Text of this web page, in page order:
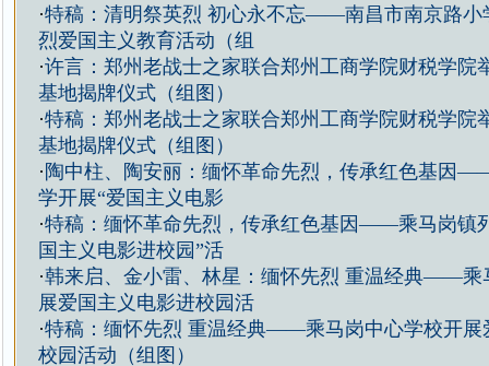
·特稿：清明祭英烈 初心永不忘——南昌市南京路小
烈爱国主义教育活动（组
·许言：郑州老战士之家联合郑州工商学院财税学院
基地揭牌仪式（组图）
·特稿：郑州老战士之家联合郑州工商学院财税学院
基地揭牌仪式（组图）
· 陶中柱、陶安丽：缅怀革命先烈，传承红色基因
学开展“爱国主义电影
·特稿：缅怀革命先烈，传承红色基因——乘马岗镇
国主义电影进校园”活
·韩来启、金小雷、林星：缅怀先烈 重温经典——乘
展爱国主义电影进校园活
·特稿：缅怀先烈 重温经典——乘马岗中心学校开展
校园活动（组图）